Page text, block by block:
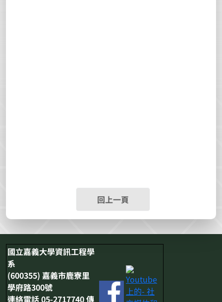
回上一頁
國立嘉義大學資訊工程學
系
(600355) 嘉義市鹿寮里
學府路300號
連絡電話 05-2717740 傳